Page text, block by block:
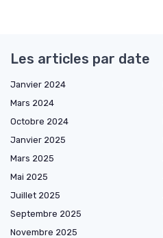
Les articles par date
Janvier 2024
Mars 2024
Octobre 2024
Janvier 2025
Mars 2025
Mai 2025
Juillet 2025
Septembre 2025
Novembre 2025